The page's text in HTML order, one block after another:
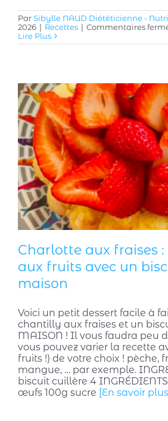
ParSibylle NAUD Diététicienne -
2026 | Recettes | Commentaires
Lire Plus
Charlotte aux fraises :
aux fruits avec un
maison
Voici un petit dessert facile à
chantilly aux fraises et un
MAISON ! Il vous faudra peu
vous pouvez varier la recette
fruits !) de votre choix ! pèche,
mangue, … par exemple.
biscuit cuillère 4
œufs 100g sucre [En savoir